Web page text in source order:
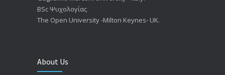
BSc Ψυχολογίας
The Open University -Milton Keynes- UK.
About Us